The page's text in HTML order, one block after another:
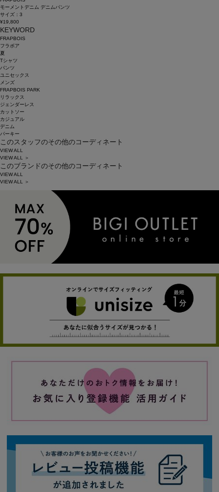
モーメントデニム デニムパンツ
サイズ：3
¥19,800
KEYWORD
FRAPBOIS
フラボア
夏
Tシャツ
パンツ
ユニセックス
メンズ
FRAPBOIS PARK
リラックス
ジェンダーレス
カットソー
カジュアル
デニム
パーキー
このスタッフのその他のコーディネート
VIEW ALL
VIEW ALL ＞
このブランドのその他のコーディネート
VIEW ALL
VIEW ALL ＞